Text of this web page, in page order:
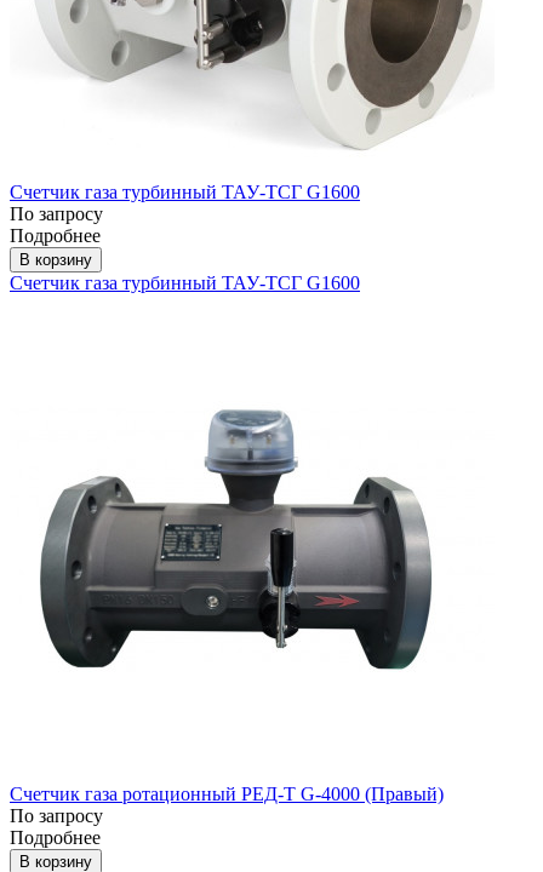
Счетчик газа турбинный ТАУ-ТСГ G1600
По запросу
Подробнее
В корзину
Счетчик газа турбинный ТАУ-ТСГ G1600
Счетчик газа ротационный РЕД-Т G-4000 (Правый)
По запросу
Подробнее
В корзину